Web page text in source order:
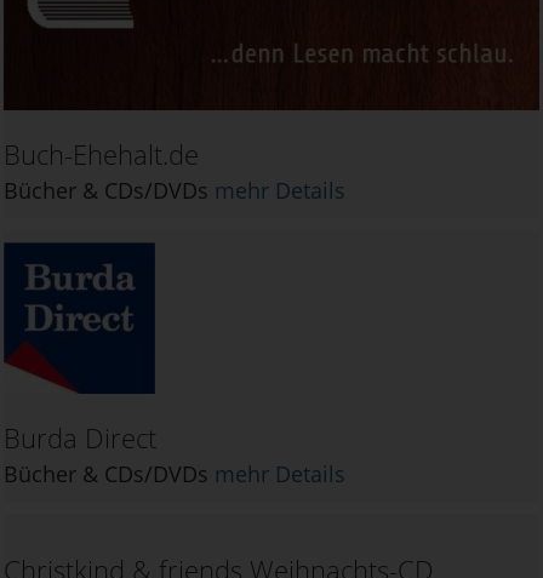
Buch-Ehehalt.de
Bücher & CDs/DVDs mehr Details
Burda Direct
Bücher & CDs/DVDs mehr Details
Christkind & friends Weihnachts-CD